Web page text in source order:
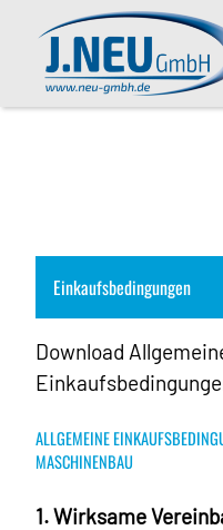
Einkaufsbedingungen
Download
ALLGEMEINE
MASCHINENBAU
1. Wirksame